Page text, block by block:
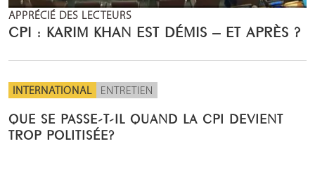
APPRÉCIÉ DES LECTEURS
CPI : KARIM KHAN EST DÉMIS – ET APRÈS ?
INTERNATIONAL ENTRETIEN
QUE SE PASSE-T-IL QUAND LA CPI DEVIENT
TROP POLITISÉE?